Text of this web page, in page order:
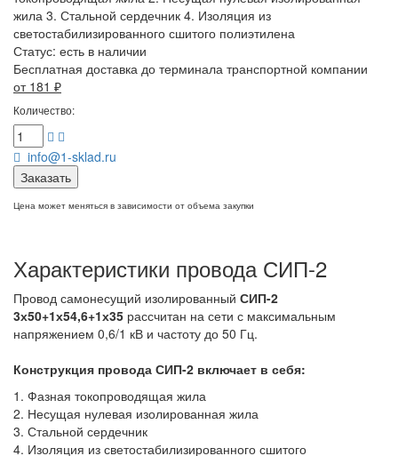
жила 3. Стальной сердечник 4. Изоляция из
светостабилизированного сшитого полиэтилена
Статус: есть в наличии
Бесплатная доставка до терминала транспортной компании
от 181 ₽
Количество:
info@1-sklad.ru
Заказать
Цена может меняться в зависимости от объема закупки
Характеристики провода СИП-2
Провод самонесущий изолированный СИП-2
3х50+1х54,6+1х35 рассчитан на сети с максимальным
напряжением 0,6/1 кВ и частоту до 50 Гц.
Конструкция провода СИП-2 включает в себя:
1. Фазная токопроводящая жила
2. Несущая нулевая изолированная жила
3. Стальной сердечник
4. Изоляция из светостабилизированного сшитого